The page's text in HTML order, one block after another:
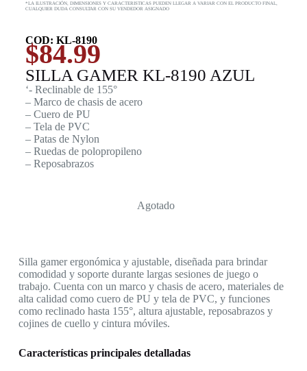
*LA ILUSTRACIÓN, DIMENSIONES Y CARACTERISTICAS PUEDEN LLEGAR A VARIAR CON EL PRODUCTO FINAL,
CUALQUIER DUDA CONSULTAR CON SU VENDEDOR ASIGNADO
COD: KL-8190
$84.99
SILLA GAMER KL-8190 AZUL
‘- Reclinable de 155°
– Marco de chasis de acero
– Cuero de PU
– Tela de PVC
– Patas de Nylon
– Ruedas de polopropileno
– Reposabrazos
Agotado
Silla gamer ergonómica y ajustable, diseñada para brindar
comodidad y soporte durante largas sesiones de juego o
trabajo. Cuenta con un marco y chasis de acero, materiales de
alta calidad como cuero de PU y tela de PVC, y funciones
como reclinado hasta 155°, altura ajustable, reposabrazos y
cojines de cuello y cintura móviles.
Características principales detalladas